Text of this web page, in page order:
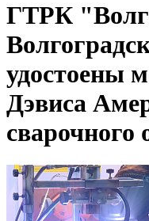
ГТРК
удостоены
Дэвиса
сварочного